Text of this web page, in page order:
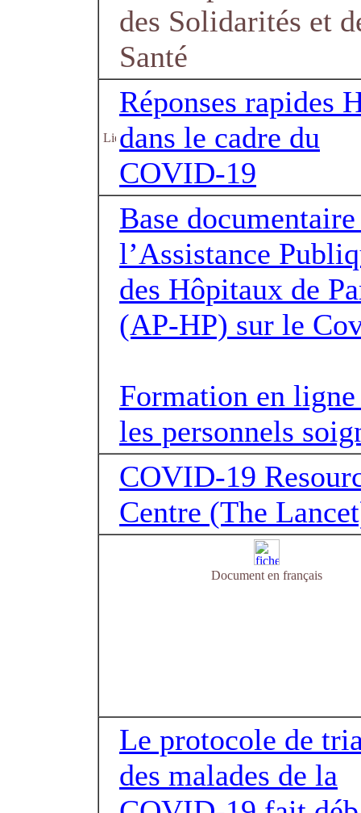
des Solidarités et
Santé
Réponses rapides
dans le cadre du
COVID-19
Base
l’Assistance
des Hôpitaux de
(AP-HP) sur le
Formation en
les personnels
COVID-19
Centre (The
Document en français
Le protocole de
des malades de la